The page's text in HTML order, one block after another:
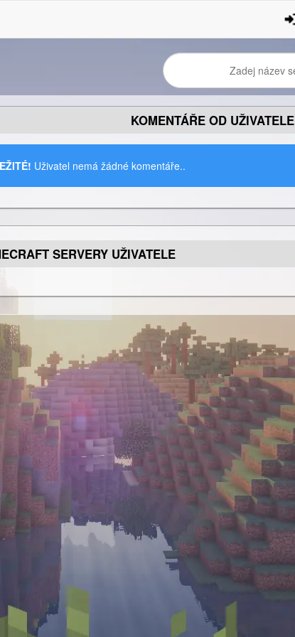
KOMENTÁŘE OD UŽIVATELE
Uživatel nemá žádné komentáře..
SERVERY UŽIVATELE